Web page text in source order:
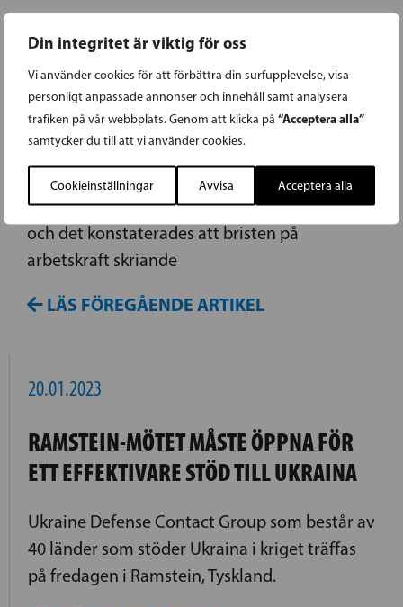
Din integritet är viktig för oss
Vi använder cookies för att förbättra din surfupplevelse, visa
personligt anpassade annonser och innehåll samt analysera
trafiken på vår webbplats. Genom att klicka på “Acceptera alla”
samtycker du till att vi använder cookies.
Cookieinställningar Avvisa Acceptera alla
SLOPA BEHOVSPRÖVNINGEN AV
ARBETSKRAFT
Svenska riksdagsgruppens ordförande Anders
Adlercreutz deltog idag på torsdagen i en
valpanel på Resemässan. I panelen
diskuterades den inhemska turistbranschen
och det konstaterades att bristen på
arbetskraft skriande
LÄS FÖREGÅENDE ARTIKEL
20.01.2023
RAMSTEIN-MÖTET MÅSTE ÖPPNA FÖR
ETT EFFEKTIVARE STÖD TILL UKRAINA
Ukraine Defense Contact Group som består av
40 länder som stöder Ukraina i kriget träffas
på fredagen i Ramstein, Tyskland.